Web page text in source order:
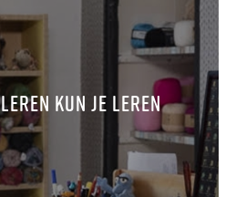
kun je leren